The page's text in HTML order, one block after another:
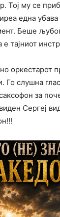
Тој му се
една
Беше
е тајниот
оркестарот
Го слушна
за
Сергеј